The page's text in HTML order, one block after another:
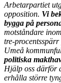
Arbetarpartiet
opposition. Vi
bygga på
motståndare
tre-
Umeå
politiska
Hjälp oss därför
erhålla större